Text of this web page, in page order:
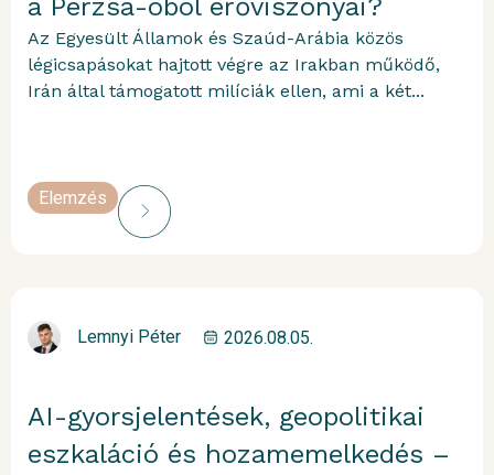
a Perzsa-öböl erőviszonyai?
Az Egyesült Államok és Szaúd-Arábia közös
légicsapásokat hajtott végre az Irakban működő,
Irán által támogatott milíciák ellen, ami a két...
Elemzés
Lemnyi Péter 2026.08.05.
AI-gyorsjelentések, geopolitikai
eszkaláció és hozamemelkedés –